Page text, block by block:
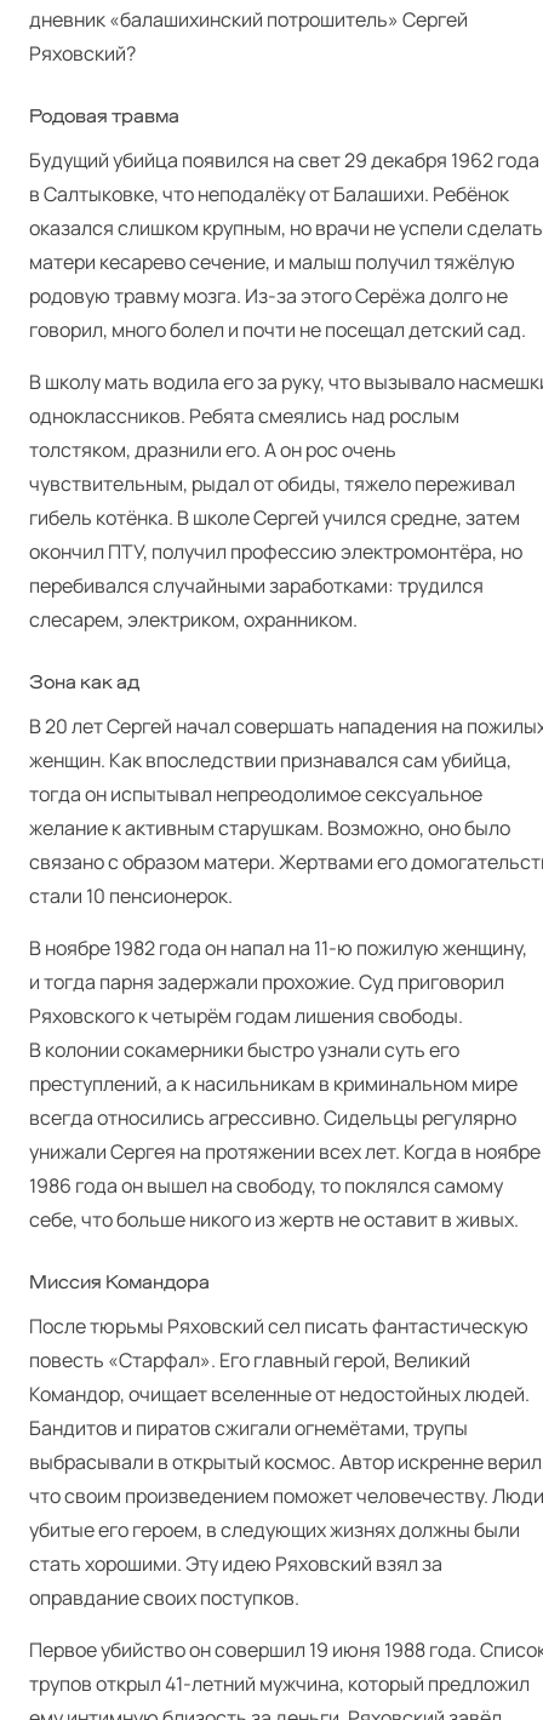
дневник «балашихинский потрошитель» Сергей
Ряховский?
Родовая травма
Будущий убийца появился на свет 29 декабря 1962 года
в Салтыковке, что неподалёку от Балашихи. Ребёнок
оказался слишком крупным, но врачи не успели сделать
матери кесарево сечение, и малыш получил тяжёлую
родовую травму мозга. Из-за этого Серёжа долго не
говорил, много болел и почти не посещал детский сад.
В школу мать водила его за руку, что вызывало
одноклассников. Ребята смеялись над рослым
толстяком, дразнили его. А он рос очень
чувствительным, рыдал от обиды, тяжело переживал
гибель котёнка. В школе Сергей учился средне, затем
окончил ПТУ, получил профессию электромонтёра, но
перебивался случайными заработками: трудился
слесарем, электриком, охранником.
Зона как ад
В 20 лет Сергей начал совершать нападения на
женщин. Как впоследствии признавался сам убийца,
тогда он испытывал непреодолимое сексуальное
желание к активным старушкам. Возможно, оно было
связано с образом матери. Жертвами его
стали 10 пенсионерок.
В ноябре 1982 года он напал на 11‑ю пожилую женщину,
и тогда парня задержали прохожие. Суд приговорил
Ряховского к четырём годам лишения свободы.
В колонии сокамерники быстро узнали суть его
преступлений, а к насильникам в криминальном мире
всегда относились агрессивно. Сидельцы регулярно
унижали Сергея на протяжении всех лет. Когда в ноябре
1986 года он вышел на свободу, то поклялся самому
себе, что больше никого из жертв не оставит в живых.
Миссия Командора
После тюрьмы Ряховский сел писать фантастическую
повесть «Старфал». Его главный герой, Великий
Командор, очищает вселенные от недостойных людей.
Бандитов и пиратов сжигали огнемётами, трупы
выбрасывали в открытый космос. Автор искренне
что своим произведением поможет человечеству.
убитые его героем, в следующих жизнях должны были
стать хорошими. Эту идею Ряховский взял за
оправдание своих поступков.
Первое убийство он совершил 19 июня 1988 года.
трупов открыл 41-летний мужчина, который предложил